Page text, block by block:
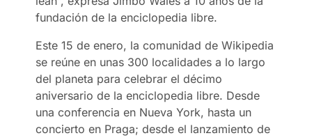
fundación de la enciclopedia libre.
Este 15 de enero, la comunidad de Wikipedia
se reúne en unas 300 localidades a lo largo
del planeta para celebrar el décimo
aniversario de la enciclopedia libre. Desde
una conferencia en Nueva York, hasta un
concierto en Praga; desde el lanzamiento de